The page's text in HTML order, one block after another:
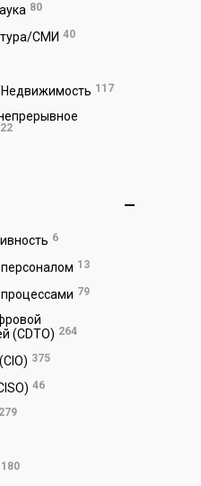
80
СМИ 40
117
6
13
79
(CDTO) 264
375
46
279
180